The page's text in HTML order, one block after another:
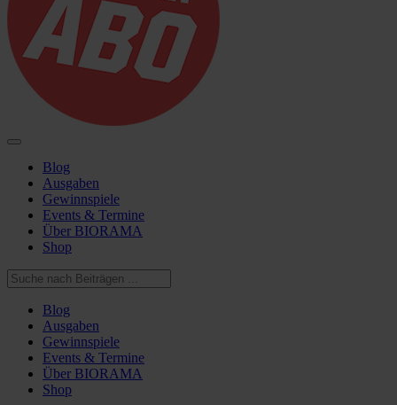
Blog
Ausgaben
Gewinnspiele
Events & Termine
Über BIORAMA
Shop
Blog
Ausgaben
Gewinnspiele
Events & Termine
Über BIORAMA
Shop